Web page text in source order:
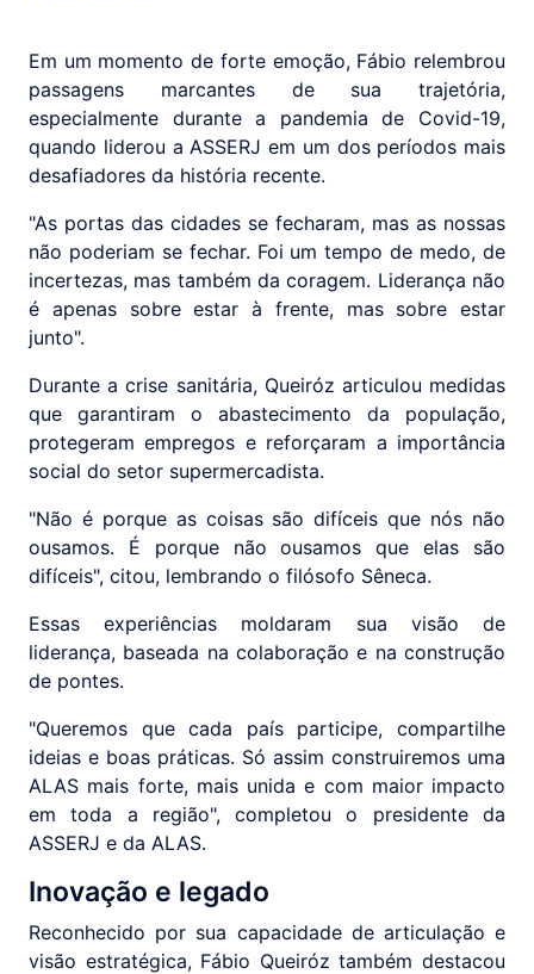
Em um momento de forte emoção, Fábio relembrou
passagens marcantes de sua trajetória,
especialmente durante a pandemia de Covid-19,
quando liderou a ASSERJ em um dos períodos mais
desafiadores da história recente.
"As portas das cidades se fecharam, mas as nossas
não poderiam se fechar. Foi um tempo de medo, de
incertezas, mas também da coragem. Liderança não
é apenas sobre estar à frente, mas sobre estar
junto".
Durante a crise sanitária, Queiróz articulou medidas
que garantiram o abastecimento da população,
protegeram empregos e reforçaram a importância
social do setor supermercadista.
"Não é porque as coisas são difíceis que nós não
ousamos. É porque não ousamos que elas são
difíceis", citou, lembrando o filósofo Sêneca.
Essas experiências moldaram sua visão de
liderança, baseada na colaboração e na construção
de pontes.
"Queremos que cada país participe, compartilhe
ideias e boas práticas. Só assim construiremos uma
ALAS mais forte, mais unida e com maior impacto
em toda a região", completou o presidente da
ASSERJ e da ALAS.
Inovação e legado
Reconhecido por sua capacidade de articulação e
visão estratégica, Fábio Queiróz também destacou